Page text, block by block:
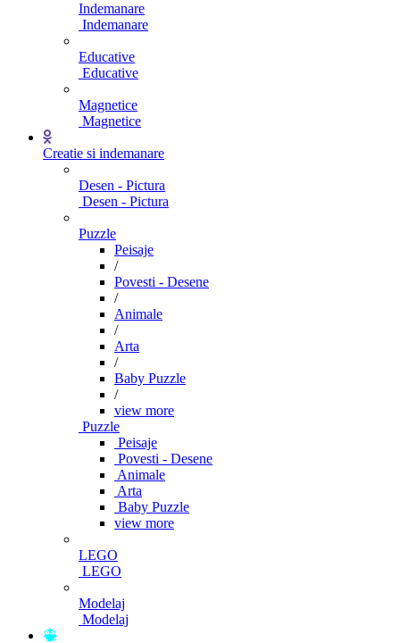
Indemanare
Indemanare
Educative
Educative
Magnetice
Magnetice
Creatie si indemanare
Desen - Pictura
Desen - Pictura
Puzzle
Peisaje
/
Povesti - Desene
/
Animale
/
Arta
/
Baby Puzzle
/
view more
Puzzle
Peisaje
Povesti - Desene
Animale
Arta
Baby Puzzle
view more
LEGO
LEGO
Modelaj
Modelaj